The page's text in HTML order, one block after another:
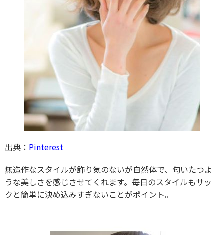
出典： Pinterest
無造作なスタイルが飾り気のないが自然体で、匂いたつよ
うな美しさを感じさせてくれます。毎日のスタイルもサッ
クと簡単に決め込みすぎないことがポイント。